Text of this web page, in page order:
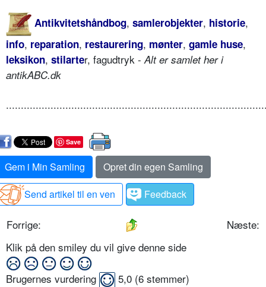
Antikvitetshåndbog, samlerobjekter, historie,
info, reparation, restaurering, mønter, gamle huse,
leksikon, stilarter, fagudtryk -Alt er samlet her i
antikABC.dk
Save
Gem i Min Samling
Opret din egen Samling
Send artikel til en ven
Feedback
Forrige:
Næste:
Klik på den smiley du vil give denne side
Brugernes vurdering 5,0 (6 stemmer)